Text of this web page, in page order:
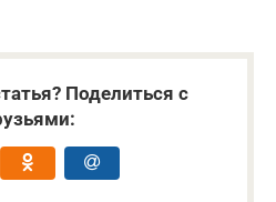
Поделиться с